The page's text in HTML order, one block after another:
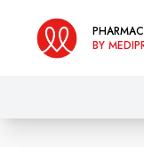
BY